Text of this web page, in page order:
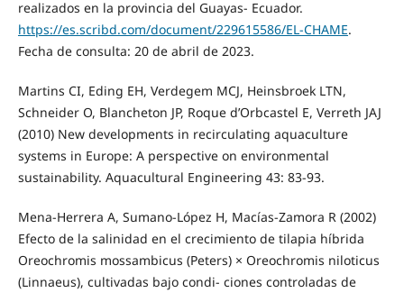
realizados en la provincia del Guayas- Ecuador.
https://es.scribd.com/document/229615586/EL-CHAME.
Fecha de consulta: 20 de abril de 2023.
Martins CI, Eding EH, Verdegem MCJ, Heinsbroek LTN,
Schneider O, Blancheton JP, Roque d’Orbcastel E, Verreth JAJ
(2010) New developments in recirculating aquaculture
systems in Europe: A perspective on environmental
sustainability. Aquacultural Engineering 43: 83-93.
Mena-Herrera A, Sumano-López H, Macías-Zamora R (2002)
Efecto de la salinidad en el crecimiento de tilapia híbrida
Oreochromis mossambicus (Peters) × Oreochromis niloticus
(Linnaeus), cultivadas bajo condi- ciones controladas de